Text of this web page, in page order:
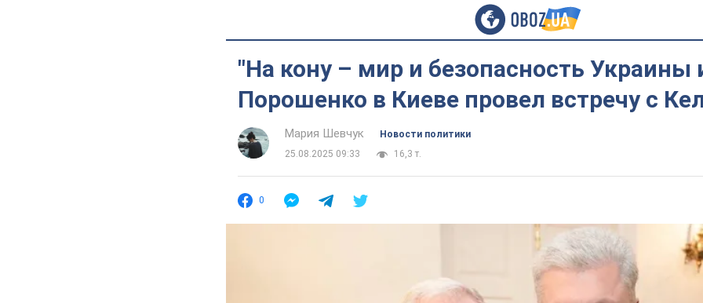
"На кону – мир и безопасность Украины
Порошенко в Киеве провел встречу с
Мария Шевчук
Новости политики
25.08.2025 09:33
16,3 т.
0